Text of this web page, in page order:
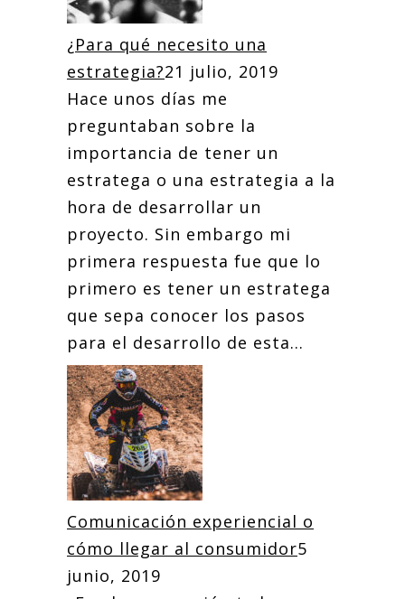
¿Para qué necesito una
estrategia?21 julio, 2019
Hace unos días me
preguntaban sobre la
importancia de tener un
estratega o una estrategia a la
hora de desarrollar un
proyecto. Sin embargo mi
primera respuesta fue que lo
primero es tener un estratega
que sepa conocer los pasos
para el desarrollo de esta...
Comunicación experiencial o
cómo llegar al consumidor5
junio, 2019